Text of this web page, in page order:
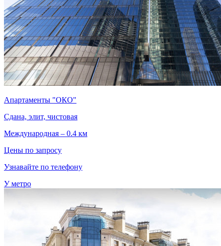
Апартаменты "ОКО"
Сдана, элит, чистовая
Международная – 0.4 км
Цены по запросу
Узнавайте по телефону
У метро